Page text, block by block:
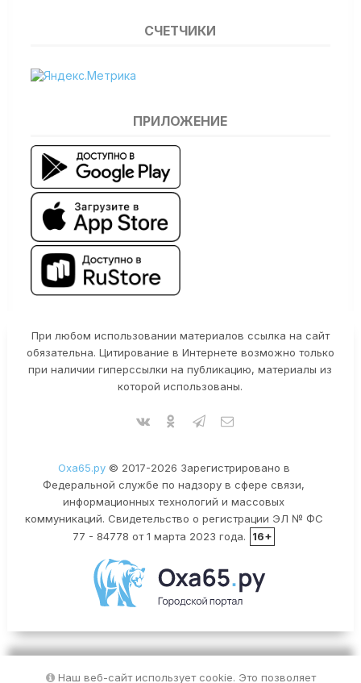
СЧЕТЧИКИ
ПРИЛОЖЕНИЕ
При любом использовании материалов ссылка на сайт
обязательна. Цитирование в Интернете возможно только
при наличии гиперссылки на публикацию, материалы из
которой использованы.
Оха65.ру© 2017-2026 Зарегистрировано в
Федеральной службе по надзору в сфере связи,
информационных технологий и массовых
коммуникаций. Свидетельство о регистрации ЭЛ № ФС
77 - 84778 от 1 марта 2023 года.
16+
Наш веб-сайт использует cookie. Это позволяет